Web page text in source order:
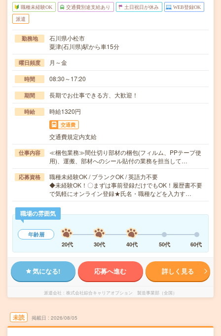
職種未経験OK 交通費別途支給あり 土日祝日が休み WEB登録OK
派遣
勤務地
石川県小松市
粟津(石川県)駅から車15分
曜日頻度 月～金
時間 08:30～17:20
期間 長期でお仕事できる方、大歓迎！
時給 時給1320円
交通費
交通費規定内支給
仕事内容
≪梱包業務≫間仕切り部材の梱包(フィルム、PPテープ使
用)、運搬、部材へのシール貼付の業務を担当して…
応募資格
職種未経験OK / ブランクOK / 英語力不要
◆未経験OK！〇まずは事前登録だけでもOK！履歴書不要
で気軽にオンライン登録★氏名・職種などを入力す…
職場の雰囲気
年齢層
20代
30代 40代 50代 60代
気になる! 応募へ進む 詳しく見る
派遣会社 株式会社綜合キャリアオプション 製造事業部（全国）
未読 掲載日 2026/08/05